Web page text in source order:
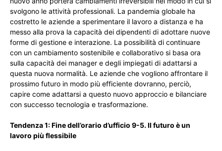
svolgono le attività professionali. La pandemia globale ha
costretto le aziende a sperimentare il lavoro a distanza e ha
messo alla prova la capacità dei dipendenti di adottare nuove
forme di gestione e interazione. La possibilità di continuare
con un cambiamento sostenibile e collaborativo si basa ora
sulla capacità dei manager e degli impiegati di adattarsi a
questa nuova normalità. Le aziende che vogliono affrontare il
prossimo futuro in modo più efficiente dovranno, perciò,
capire come adattarsi a questo nuovo approccio e bilanciare
con successo tecnologia e trasformazione.
Tendenza 1: Fine dell’orario d’ufficio 9-5. Il futuro è un
lavoro più flessibile